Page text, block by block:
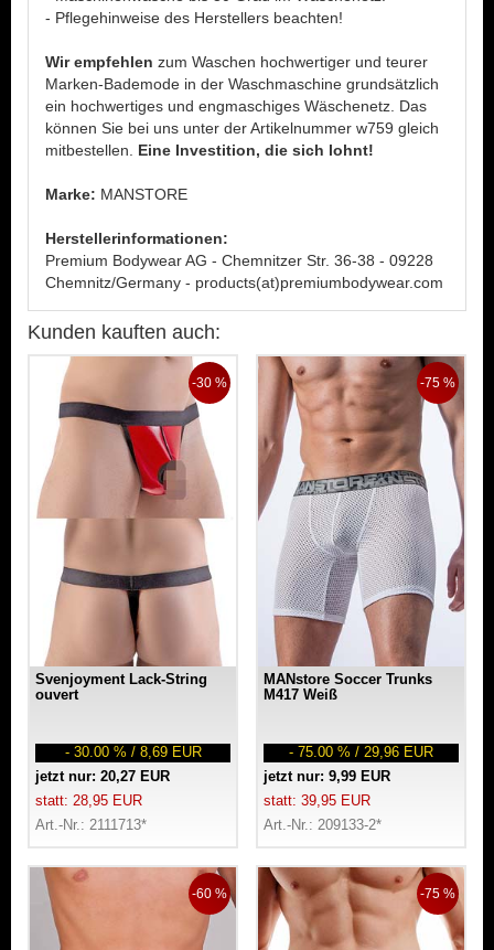
- Pflegehinweise des Herstellers beachten!
Wir empfehlen zum Waschen hochwertiger und teurer
Marken-Bademode in der Waschmaschine grundsätzlich
ein hochwertiges und engmaschiges Wäschenetz. Das
können Sie bei uns unter der Artikelnummer w759 gleich
mitbestellen. Eine Investition, die sich lohnt!
Marke: MANSTORE
Herstellerinformationen:
Premium Bodywear AG - Chemnitzer Str. 36-38 - 09228
Chemnitz/Germany - products(at)premiumbodywear.com
Kunden kauften auch:
-30 %
Svenjoyment Lack-String
ouvert
- 30.00 % / 8,69 EUR
jetzt nur: 20,27 EUR
statt: 28,95 EUR
Art.-Nr.: 2111713*
-75 %
MANstore Soccer Trunks
M417 Weiß
- 75.00 % / 29,96 EUR
jetzt nur: 9,99 EUR
statt: 39,95 EUR
Art.-Nr.: 209133-2*
-60 % -75 %